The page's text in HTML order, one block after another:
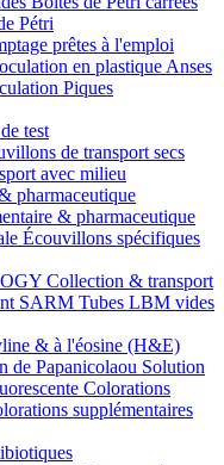
Pétri
prêtes à l'emploi
en plastique Anses
Piques
test
de transport secs
avec milieu
pharmaceutique
& pharmaceutique
Écouvillons spécifiques
Collection & transport
SARM Tubes LBM vides
& à l'éosine (H&E)
de Papanicolaou Solution
Colorations
supplémentaires